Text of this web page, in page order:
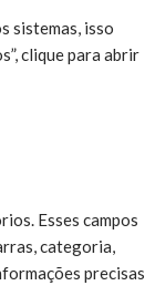
sistemas, isso
clique para abrir
Esses campos
categoria,
precisas